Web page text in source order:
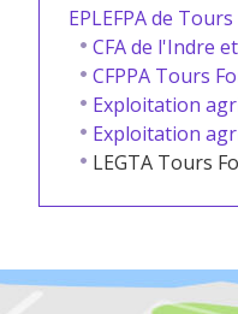
EPLEFPA de
CFA de l'Indre
CFPPA Tours
Exploitation
Exploitation
LEGTA Tours